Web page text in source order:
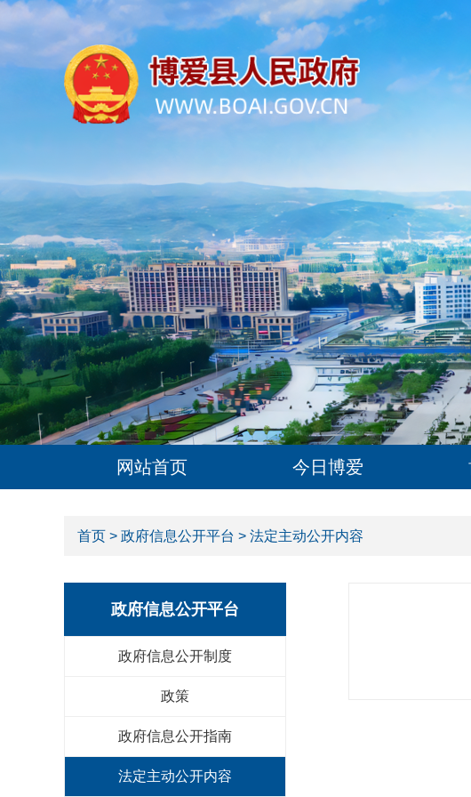
网站首页 今日博爱
首页 > 政府信息公开平台 > 法定主动公开内容
政府信息公开平台
政府信息公开制度
政策
政府信息公开指南
法定主动公开内容